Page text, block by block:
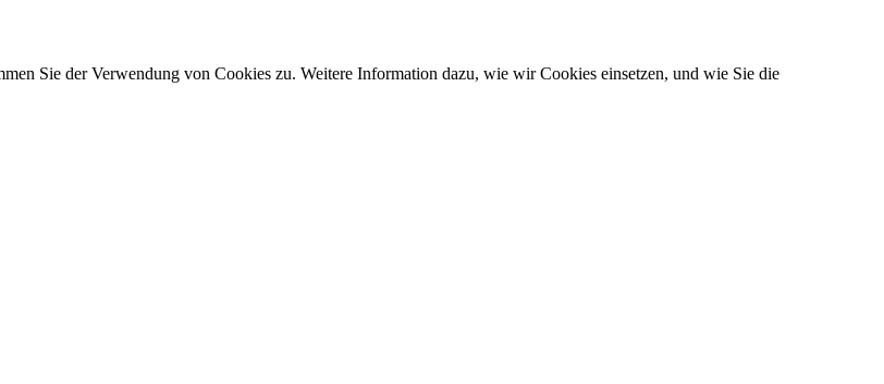
Sie der Verwendung von Cookies zu. Weitere Information dazu, wie wir Cookies einsetzen, und wie Sie die